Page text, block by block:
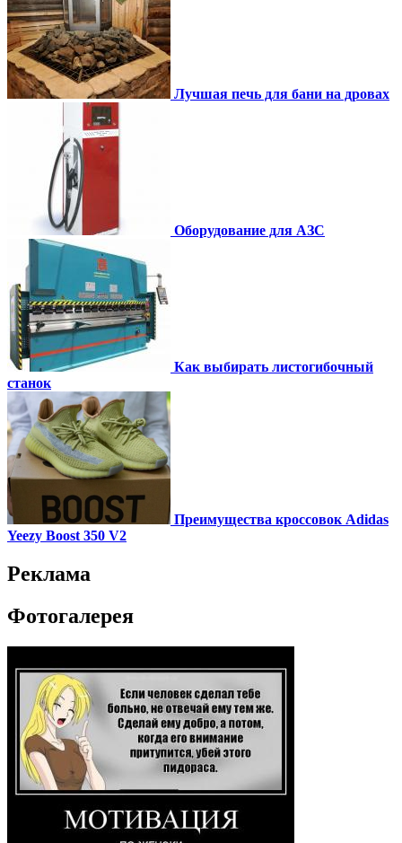
Лучшая печь для бани на дровах
Оборудование для АЗС
Как выбирать листогибочный
станок
Преимущества кроссовок Adidas
Yeezy Boost 350 V2
Реклама
Фотогалерея